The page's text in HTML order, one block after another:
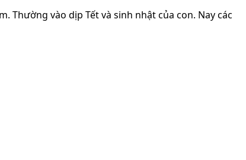
Thường vào dịp Tết và sinh nhật của con. Nay các